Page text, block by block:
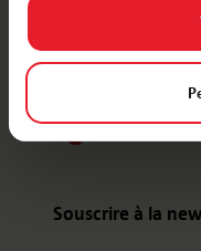
Souscrire à la